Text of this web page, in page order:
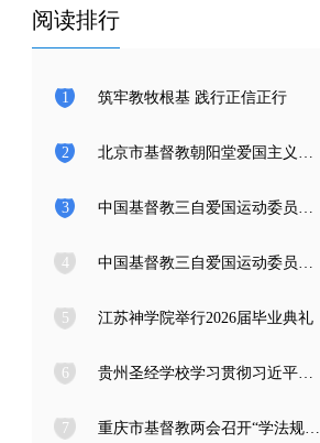
阅读排行
1 筑牢教牧根基 践行正信正行
2 北京市基督教朝阳堂爱国主义教育学习访问团一行来访
3 中国基督教三自爱国运动委员会2026年度公开招聘工作人员面试公告
4 中国基督教三自爱国运动委员会2026年度公开招聘应届高校毕业生面试公告
5 江苏神学院举行2026届毕业典礼
6 贵州圣经学校学习贯彻习近平总书记在庆祝中国共产党成立105周年大会上的重要讲话精神
7 重庆市基督教两会召开“学法规、守戒律、重修为、树形象” 教育活动总结会